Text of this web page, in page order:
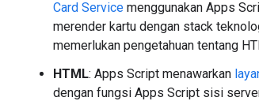
Card Service menggunakan Apps
merender kartu dengan stack
memerlukan pengetahuan tentang
HTML: Apps Script menawarkan
dengan fungsi Apps Script sisi